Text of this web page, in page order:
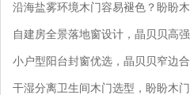
沿海盐雾环境木门容易褪色？盼盼
自建房全景落地窗设计，晶贝贝高
小户型阳台封窗优选，晶贝贝窄边
干湿分离卫生间木门选型，盼盼木